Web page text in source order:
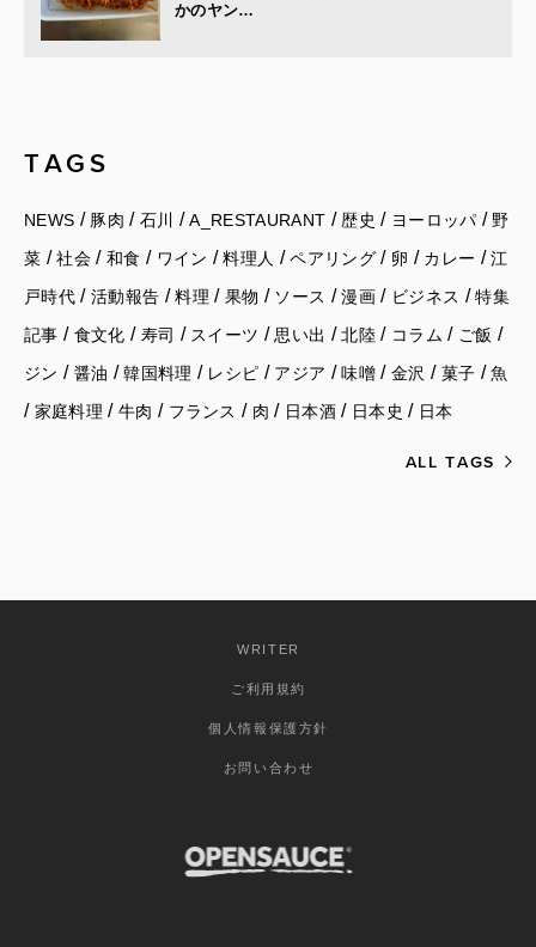
かのヤン…
TAGS
NEWS / 豚肉 / 石川 /A_RESTAURANT / 歴史 / ヨーロッパ / 野
菜 /社会/ 和食 / ワイン /料理人 /ペアリング / 卵 / カレー /江
戸時代/ 活動報告 /料理 / 果物 / ソース /漫画/ ビジネス /特集
記事 / 食文化 / 寿司 / スイーツ / 思い出 /北陸/ コラム / ご飯 /
ジン / 醤油 /韓国料理 / レシピ / アジア /味噌/ 金沢 / 菓子 /魚
/ 家庭料理 / 牛肉 / フランス / 肉 / 日本酒 / 日本史 / 日本
ALL TAGS
WRITER
ご利用規約
個人情報保護方針
お問い合わせ